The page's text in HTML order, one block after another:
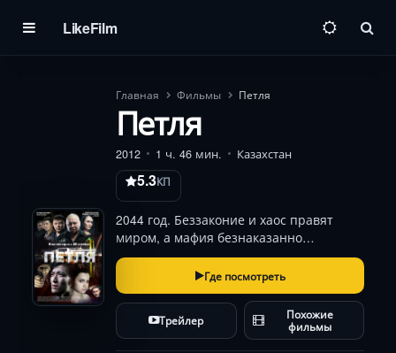
LikeFilm
Главная Фильмы Петля
Петля
2012 1 ч. 46 мин. Казахстан
5.3КП
2044 год. Беззаконие и хаос правят
миром, а мафия безнаказанно
устраняет неугодных с помощью
«луперов» — киллеров,
ликвидирующих жертв, отправленных
из будущего. Один из них, Джо,
сталкивается с невыполнимой миссией:
его…
Где посмотреть
Трейлер Похожие
фильмы